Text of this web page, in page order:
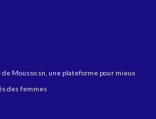
de Mousso.sn, une plateforme pour mieux
des femmes